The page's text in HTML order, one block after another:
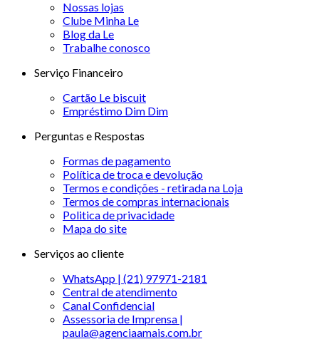
Nossas lojas
Clube Minha Le
Blog da Le
Trabalhe conosco
Serviço Financeiro
Cartão Le biscuit
Empréstimo Dim Dim
Perguntas e Respostas
Formas de pagamento
Política de troca e devolução
Termos e condições - retirada na Loja
Termos de compras internacionais
Politica de privacidade
Mapa do site
Serviços ao cliente
WhatsApp | (21) 97971-2181
Central de atendimento
Canal Confidencial
Assessoria de Imprensa |
paula@agenciaamais.com.br